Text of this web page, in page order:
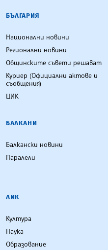
БЪЛГАРСКА
БЪЛГАРИЯ
Национални новини
Регионални новини
Общинските съвети решават
Куриер (Официални актове и
съобщения)
ЦИК
БАЛКАНИ
Балкански новини
Паралели
ЛИК
Култура
Наука
Образование